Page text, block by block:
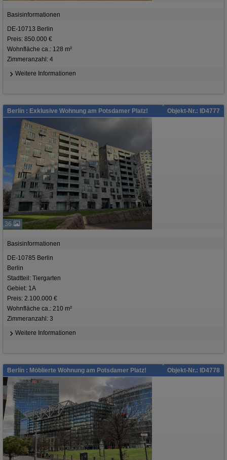
Basisinformationen
DE-10713 Berlin
Preis: 850.000 €
Wohnfläche ca.: 128 m²
Zimmeranzahl: 4
Weitere Informationen
Berlin : Exklusive Wohnung am Potsdamer Platz! Objekt-Nr.: ID4777
36
Basisinformationen
DE-10785 Berlin
Berlin
Stadtteil: Tiergarten
Gebiet: 1A
Preis: 2.100.000 €
Wohnfläche ca.: 210 m²
Zimmeranzahl: 3
Weitere Informationen
Berlin : Möblierte Wohnung am Potsdamer Platz! Objekt-Nr.: ID4778